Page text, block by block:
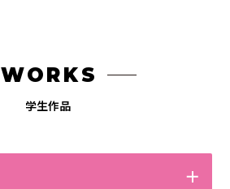
WORKS
学生作品